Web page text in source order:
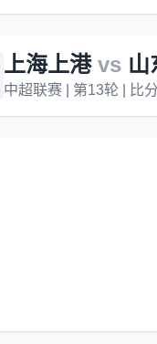
上海上港 vs 山
中超联赛 | 第13轮 | 比